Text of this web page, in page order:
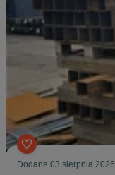
Dodane 03 sierpnia 2026